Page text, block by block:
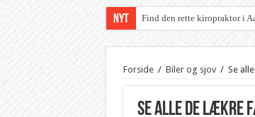
NYT Find den rette kiropraktor i
Forside / Biler og sjov / Se
Se alle de lækre